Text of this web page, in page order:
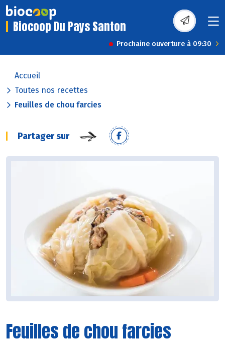
Biocoop Du Pays Santon
Prochaine ouverture à 09:30
Accueil
Toutes nos recettes
Feuilles de chou farcies
Partager sur
Feuilles de chou farcies